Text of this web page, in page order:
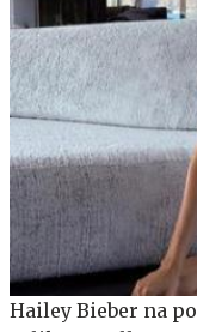
Hailey Bieber na